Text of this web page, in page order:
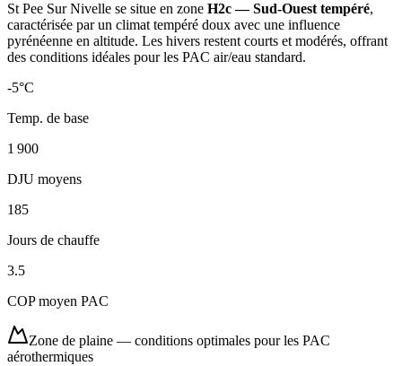
St Pee Sur Nivelle se situe en zone H2c — Sud-Ouest tempéré,
caractérisée par un climat tempéré doux avec une influence
pyrénéenne en altitude. Les hivers restent courts et modérés, offrant
des conditions idéales pour les PAC air/eau standard.
-5°C
Temp. de base
1 900
DJU moyens
185
Jours de chauffe
3.5
COP moyen PAC
Zone de plaine — conditions optimales pour les PAC
aérothermiques